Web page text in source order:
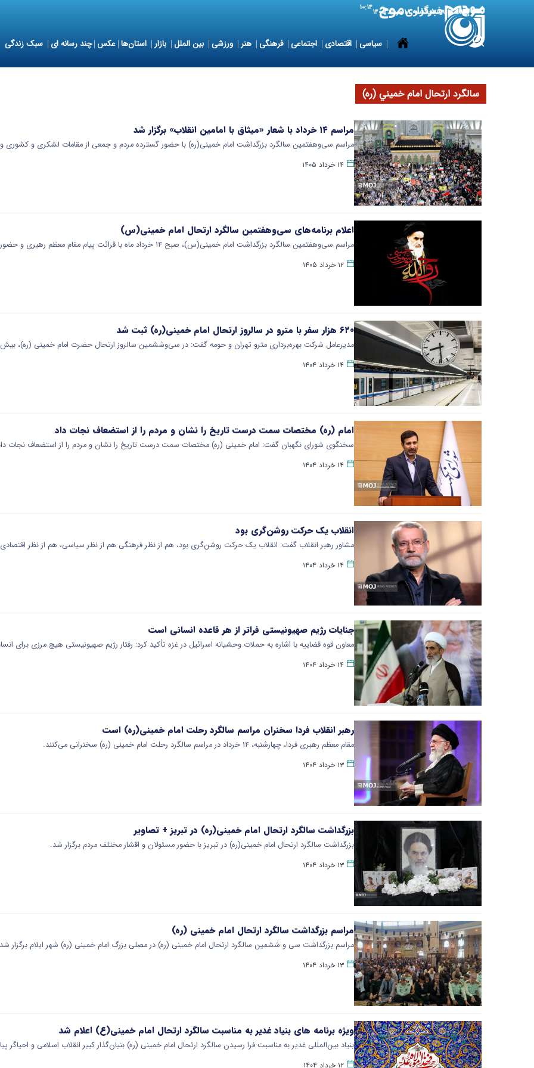
9 August 2026 یکشنبه ۱۸ مرداد ۱۴۰۵ ۱۰:۱۴
سیاسی اقتصادی اجتماعی فرهنگی هنر ورزشی بین الملل بازار استان‌ها عکس چند رسانه ای سبک زندگی
سالگرد ارتحال امام خميني (ره)
مراسم ۱۴ خرداد با شعار «میثاق با امامین انقلاب» برگزار شد
مراسم سی‌وهفتمین سالگرد بزرگداشت امام خمینی(ره) با حضور گسترده مردم و جمعی از مقامات لشکری و کشوری
۱۴ خرداد ۱۴۰۵
اعلام برنامه‌های سی‌وهفتمین سالگرد ارتحال امام خمینی(س)
مراسم سی‌وهفتمین سالگرد بزرگداشت امام خمینی(س)، صبح ۱۴ خرداد ماه با قرائت پیام مقام معظم رهبری و حضور مردم برگزار می‌شو…
۱۲ خرداد ۱۴۰۵
۶۲۰ هزار سفر با مترو در سالروز ارتحال امام خمینی(ره) ثبت شد
مدیرعامل شرکت بهره‌برداری مترو تهران و حومه گفت: در سی‌وششمین سالروز ارتحال حضرت امام خمینی (ره)، بیش از ۶۲۰ هزار
۱۴ خرداد ۱۴۰۴
امام (ره) مختصات سمت درست تاریخ را نشان و مردم را از استضعاف نجات داد
سخنگوی شورای نگهبان گفت: امام خمینی (ره) مختصات سمت درست تاریخ را نشان و مردم را از استضعاف نجات
۱۴ خرداد ۱۴۰۴
انقلاب یک حرکت روشن‌گری بود
​مشاور رهبر انقلاب گفت: انقلاب یک حرکت روشن‌گری بود، هم از نظر فرهنگی هم از نظر سیاسی، هم از نظر
۱۴ خرداد ۱۴۰۴
جنایات رژیم صهیونیستی فراتر از هر قاعده انسانی است
معاون قوه قضاییه با اشاره به حملات وحشیانه اسرائیل در غزه تأکید کرد: رفتار رژیم صهیونیستی هیچ مرزی برای
۱۴ خرداد ۱۴۰۴
رهبر انقلاب فردا سخنران مراسم سالگرد رحلت امام خمینی(ره) است
مقام معظم رهبری فردا، چهارشنبه، ۱۴ خرداد در مراسم سالگرد رحلت امام خمینی (ره) سخنرانی می‌کنند.
۱۳ خرداد ۱۴۰۴
بزرگداشت سالگرد ارتحال امام خمینی(ره) در تبریز + تصاویر
بزرگداشت سالگرد ارتحال امام خمینی(ره) در تبریز با حضور مسئولان و اقشار مختلف مردم برگزار شد.
۱۳ خرداد ۱۴۰۴
مراسم بزرگداشت سالگرد ارتحال امام خمینی (ره)
مراسم بزرگداشت سی و ششمین سالگرد ارتحال امام خمینی (ره) در مصلی بزرگ امام خمینی (ره) شهر ایلام برگزار
۱۳ خرداد ۱۴۰۴
ویژه برنامه های بنیاد غدیر به مناسبت سالگرد ارتحال امام خمینی(ع) اعلام شد
بنیاد بین‌المللی غدیر به مناسبت فرا رسیدن سالگرد ارتحال امام خمینی (ره) بنیان‌گذار کبیر انقلاب اسلامی و احیاگر
۱۲ خرداد ۱۴۰۴